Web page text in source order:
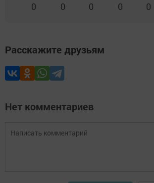
0 0 0 0 0
Расскажите друзьям
Нет комментариев